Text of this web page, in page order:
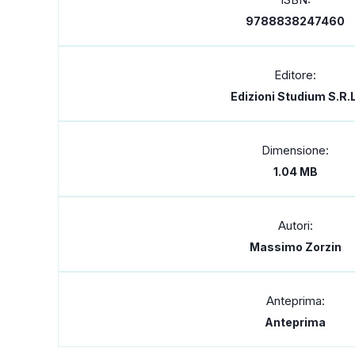
9788838247460
Editore:
Edizioni Studium
Dimensione:
1.04 MB
Autori:
Massimo Zorzin
Anteprima:
Anteprima